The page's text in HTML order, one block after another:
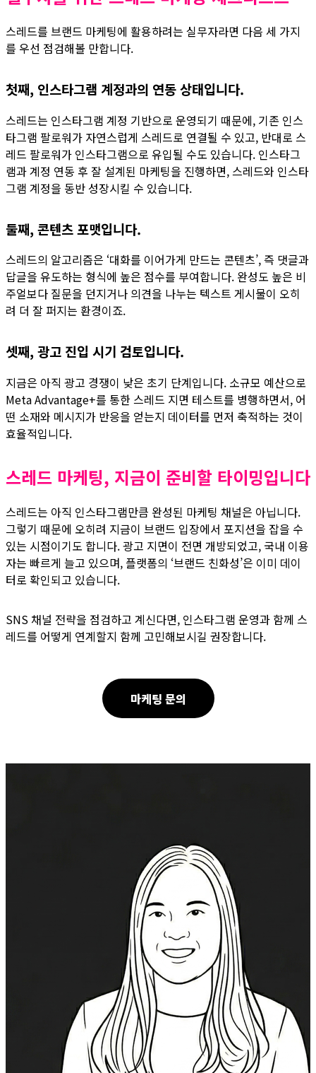
스레드를 브랜드 마케팅에 활용하려는 실무자라면 다음 세 가지
를 우선 점검해볼 만합니다.
첫째, 인스타그램 계정과의 연동 상태입니다.
스레드는 인스타그램 계정 기반으로 운영되기 때문에, 기존 인스
타그램 팔로워가 자연스럽게 스레드로 연결될 수 있고, 반대로 스
레드 팔로워가 인스타그램으로 유입될 수도 있습니다. 인스타그
램과 계정 연동 후 잘 설계된 마케팅을 진행하면, 스레드와 인스타
그램 계정을 동반 성장시킬 수 있습니다.
둘째, 콘텐츠 포맷입니다.
스레드의 알고리즘은 ‘대화를 이어가게 만드는 콘텐츠’, 즉 댓글과
답글을 유도하는 형식에 높은 점수를 부여합니다. 완성도 높은 비
주얼보다 질문을 던지거나 의견을 나누는 텍스트 게시물이 오히
려 더 잘 퍼지는 환경이죠.
셋째, 광고 진입 시기 검토입니다.
지금은 아직 광고 경쟁이 낮은 초기 단계입니다. 소규모 예산으로
Meta Advantage+를 통한 스레드 지면 테스트를 병행하면서, 어
떤 소재와 메시지가 반응을 얻는지 데이터를 먼저 축적하는 것이
효율적입니다.
스레드 마케팅, 지금이 준비할 타이밍입니다
스레드는 아직 인스타그램만큼 완성된 마케팅 채널은 아닙니다.
그렇기 때문에 오히려 지금이 브랜드 입장에서 포지션을 잡을 수
있는 시점이기도 합니다. 광고 지면이 전면 개방되었고, 국내 이용
자는 빠르게 늘고 있으며, 플랫폼의 ‘브랜드 친화성’은 이미 데이
터로 확인되고 있습니다.
SNS 채널 전략을 점검하고 계신다면, 인스타그램 운영과 함께 스
레드를 어떻게 연계할지 함께 고민해보시길 권장합니다.
마케팅 문의